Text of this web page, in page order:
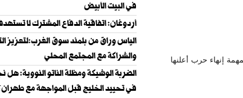
إنهاء حرب أعلنها
في البيت الأبيض
أردوغان: اتفاقية الدفاع المشترك لا
الياس وراق من بلمند سوق الغرب:لتعزيز
والشراكة مع المجتمع المحلي
الضربة الوشيكة ومظلة الناتو النووية:
في تحييد الخليج قبل المواجهة مع